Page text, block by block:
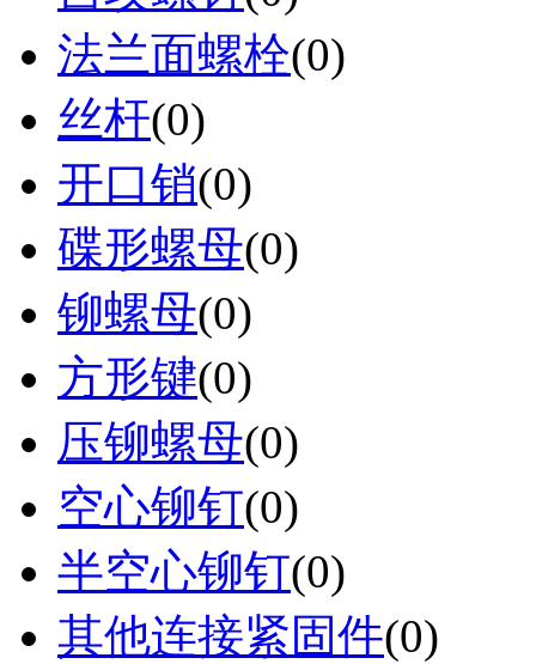
法兰面螺栓(0)
丝杆(0)
开口销(0)
碟形螺母(0)
铆螺母(0)
方形键(0)
压铆螺母(0)
空心铆钉(0)
半空心铆钉(0)
其他连接紧固件(0)